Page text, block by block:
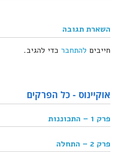
השארת תגובה
חייבים להתחבר כדי להגיב.
אוקיינוס - כל הפרקים
פרק 1 – התכוננות
פרק 2 – התחלה